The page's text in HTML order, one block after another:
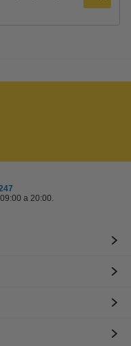
a 20:00.